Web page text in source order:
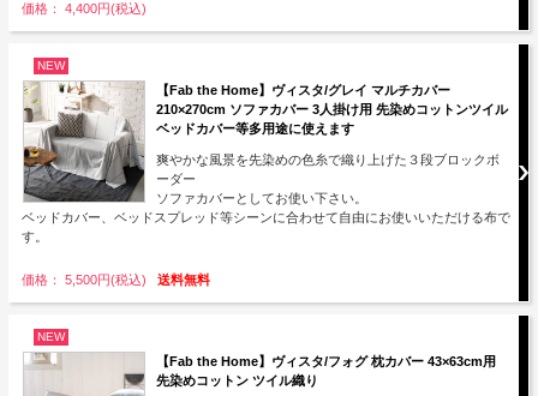
価格： 4,400円(税込)
NEW
【Fab the Home】ヴィスタ/グレイ マルチカバー
210×270cm ソファカバー 3人掛け用 先染めコットンツイル
ベッドカバー等多用途に使えます
爽やかな風景を先染めの色糸で織り上げた３段ブロックボ
ーダー
ソファカバーとしてお使い下さい。
ベッドカバー、ベッドスプレッド等シーンに合わせて自由にお使いいただける布で
す。
価格： 5,500円(税込) 送料無料
NEW
【Fab the Home】ヴィスタ/フォグ 枕カバー 43×63cm用
先染めコットン ツイル織り